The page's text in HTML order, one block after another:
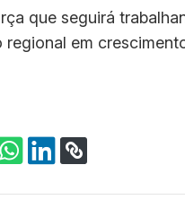
que seguirá
em